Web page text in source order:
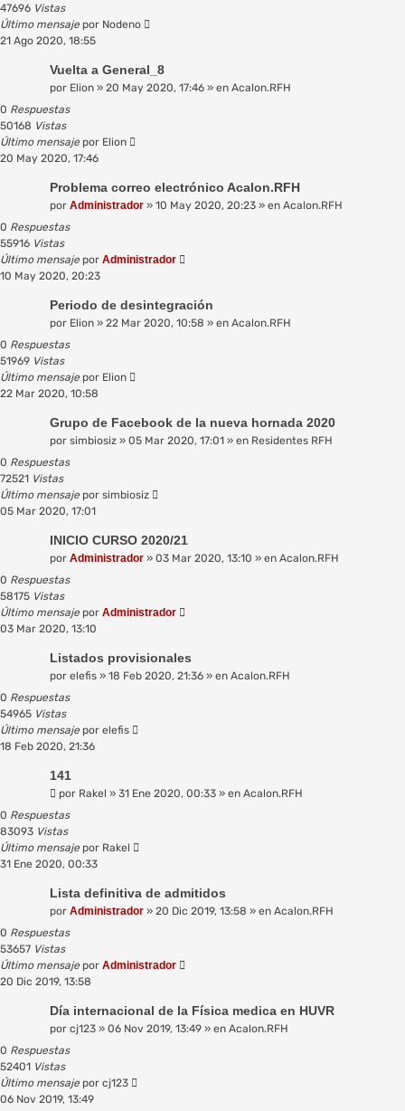
47696 Vistas
Último mensaje por Nodeno
21 Ago 2020, 18:55
Vuelta a General_8
por Elion » 20 May 2020, 17:46 » en Acalon.RFH
0 Respuestas
50168 Vistas
Último mensaje por Elion
20 May 2020, 17:46
Problema correo electrónico Acalon.RFH
por Administrador » 10 May 2020, 20:23 » en Acalon.RFH
0 Respuestas
55916 Vistas
Último mensaje por Administrador
10 May 2020, 20:23
Periodo de desintegración
por Elion » 22 Mar 2020, 10:58 » en Acalon.RFH
0 Respuestas
51969 Vistas
Último mensaje por Elion
22 Mar 2020, 10:58
Grupo de Facebook de la nueva hornada 2020
por simbiosiz » 05 Mar 2020, 17:01 » en Residentes RFH
0 Respuestas
72521 Vistas
Último mensaje por simbiosiz
05 Mar 2020, 17:01
INICIO CURSO 2020/21
por Administrador » 03 Mar 2020, 13:10 » en Acalon.RFH
0 Respuestas
58175 Vistas
Último mensaje por Administrador
03 Mar 2020, 13:10
Listados provisionales
por elefis » 18 Feb 2020, 21:36 » en Acalon.RFH
0 Respuestas
54965 Vistas
Último mensaje por elefis
18 Feb 2020, 21:36
141
por Rakel » 31 Ene 2020, 00:33 » en Acalon.RFH
0 Respuestas
83093 Vistas
Último mensaje por Rakel
31 Ene 2020, 00:33
Lista definitiva de admitidos
por Administrador » 20 Dic 2019, 13:58 » en Acalon.RFH
0 Respuestas
53657 Vistas
Último mensaje por Administrador
20 Dic 2019, 13:58
Día internacional de la Física medica en HUVR
por cj123 » 06 Nov 2019, 13:49 » en Acalon.RFH
0 Respuestas
52401 Vistas
Último mensaje por cj123
06 Nov 2019, 13:49